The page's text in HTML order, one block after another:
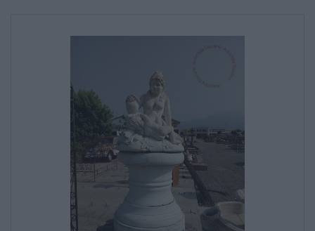
DECORAZIONI OGGETTISTICA ILLUMINAZIONE
MATERIALI E STRUTTURE
MODERNARIATO
STILI ED ESPOSIZIONE